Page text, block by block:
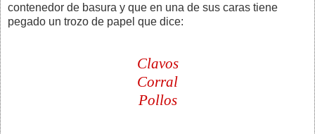
contenedor de basura y que en una de sus caras tiene
pegado un trozo de papel que dice:
Clavos
Corral
Pollos